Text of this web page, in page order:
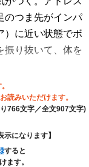
のつま先がインパ
）に近い状態でボ
振り抜いて、体を
読みいただけます。
766文字／全文907文字)
になります】
すると
ます。